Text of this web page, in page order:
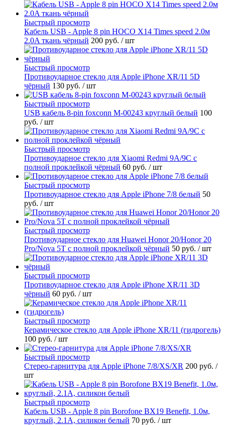
Быстрый просмотр
Кабель USB - Apple 8 pin HOCO X14 Times speed 2.0м
2.0A ткань чёрный 200 руб. / шт
Быстрый просмотр
Противоударное стекло для Apple iPhone XR/11 5D
чёрный 130 руб. / шт
Быстрый просмотр
USB кабель 8-pin foxconn M-00243 круглый белый 100
руб. / шт
Быстрый просмотр
Противоударное стекло для Xiaomi Redmi 9A/9C с
полной проклейкой чёрный 60 руб. / шт
Быстрый просмотр
Противоударное стекло для Apple iPhone 7/8 белый 50
руб. / шт
Быстрый просмотр
Противоударное стекло для Huawei Honor 20/Honor 20
Pro/Nova 5T с полной проклейкой чёрный 50 руб. / шт
Быстрый просмотр
Противоударное стекло для Apple iPhone XR/11 3D
чёрный 60 руб. / шт
Быстрый просмотр
Керамическое стекло для Apple iPhone XR/11 (гидрогель)
100 руб. / шт
Быстрый просмотр
Стерео-гарнитура для Apple iPhone 7/8/XS/XR 200 руб. /
шт
Быстрый просмотр
Кабель USB - Apple 8 pin Borofone BX19 Benefit, 1.0м,
круглый, 2.1A, силикон белый 70 руб. / шт